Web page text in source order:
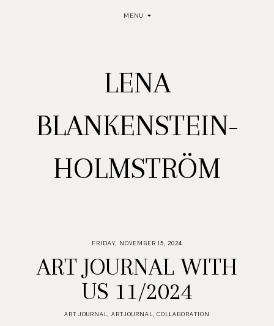
MENU
LENA
BLANKENSTEIN-
HOLMSTRÖM
FRIDAY, NOVEMBER 15, 2024
ART JOURNAL WITH
US 11/2024
ART JOURNAL, ARTJOURNAL, COLLABORATION